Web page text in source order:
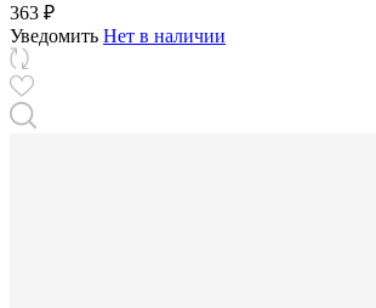
363 ₽
Уведомить Нет в наличии